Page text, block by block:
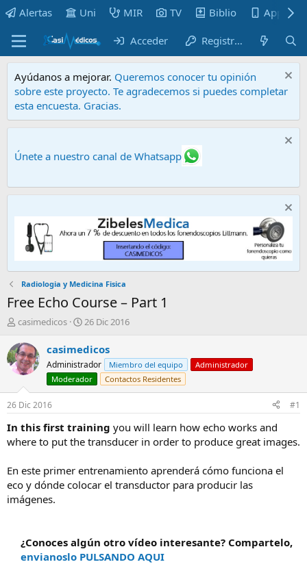
Alertas Uni MIR TV Biblio Apps
Acceder Registrarse
Ayúdanos a mejorar. Queremos conocer tu opinión
sobre este proyecto. Te agradecemos si puedes completar
esta encuesta. Gracias.
Únete a nuestro canal de Whatsapp
Radiologia y Medicina Fisica
Free Echo Course – Part 1
A
t
o
r
casimedicos
F
c
a
d
e
i
c
o
26 Dic 2016
casimedicos
Administrador Miembro del equipo
Administrador
Moderador
Contactos Residentes
26 Dic 2016 #1
In this first training you will learn how echo works and
where to put the transducer in order to produce great images.
En este primer entrenamiento aprenderá cómo funciona el
eco y dónde colocar el transductor para producir las
imágenes.
¿Conoces algún otro vídeo interesante? Compartelo,
envianoslo PULSANDO AQUI